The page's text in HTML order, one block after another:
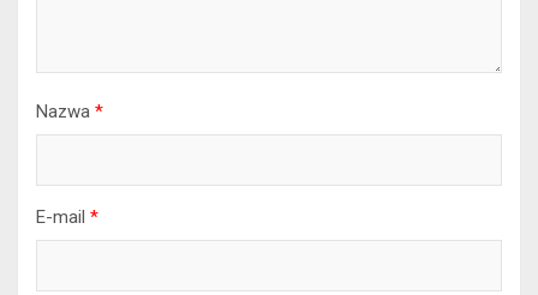
Nazwa *
E-mail *